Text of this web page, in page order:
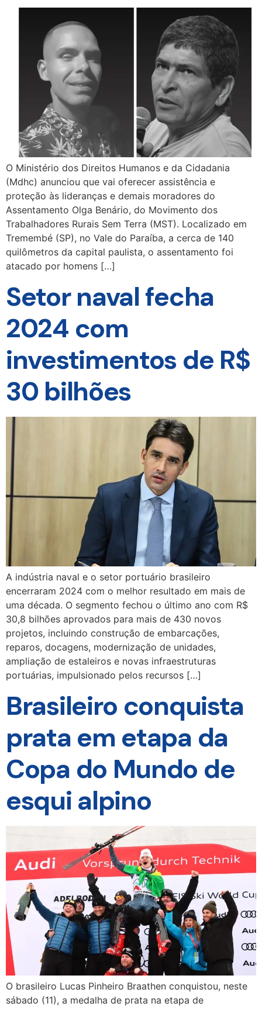
O Ministério dos Direitos Humanos e da Cidadania
(Mdhc) anunciou que vai oferecer assistência e
proteção às lideranças e demais moradores do
Assentamento Olga Benário, do Movimento dos
Trabalhadores Rurais Sem Terra (MST). Localizado em
Tremembé (SP), no Vale do Paraíba, a cerca de 140
quilômetros da capital paulista, o assentamento foi
atacado por homens […]
Setor naval fecha
2024 com
investimentos de R$
30 bilhões
A indústria naval e o setor portuário brasileiro
encerraram 2024 com o melhor resultado em mais de
uma década. O segmento fechou o último ano com R$
30,8 bilhões aprovados para mais de 430 novos
projetos, incluindo construção de embarcações,
reparos, docagens, modernização de unidades,
ampliação de estaleiros e novas infraestruturas
portuárias, impulsionado pelos recursos […]
Brasileiro conquista
prata em etapa da
Copa do Mundo de
esqui alpino
O brasileiro Lucas Pinheiro Braathen conquistou, neste
sábado (11), a medalha de prata na etapa de